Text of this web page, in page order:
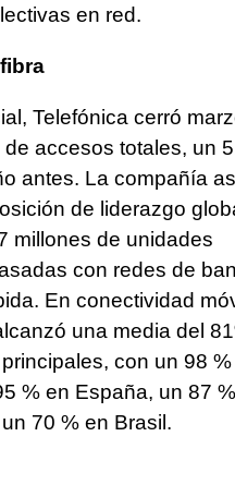
en red.
Telefónica cerró
accesos totales, un
antes. La compañía
de liderazgo
millones de unidades
con redes de
En conectividad
una media del
con un 98 %
% en España, un 87
70 % en Brasil.